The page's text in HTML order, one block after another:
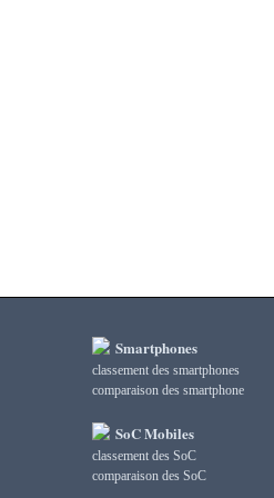
3DMark Wild Life Extreme Unlimited
3DMark Wild Life Unlimited
AndEBench Native
Smartphones
classement des smartphones
сomparaison des smartphone
SoC Mobiles
classement des SoC
сomparaison des SoC